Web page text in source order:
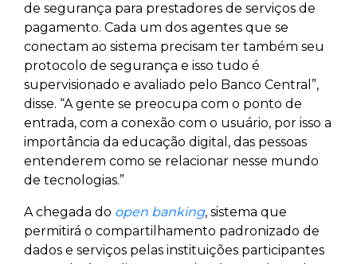
de segurança para prestadores de serviços de
pagamento. Cada um dos agentes que se
conectam ao sistema precisam ter também seu
protocolo de segurança e isso tudo é
supervisionado e avaliado pelo Banco Central”,
disse. “A gente se preocupa com o ponto de
entrada, com a conexão com o usuário, por isso a
importância da educação digital, das pessoas
entenderem como se relacionar nesse mundo
de tecnologias.”
A chegada do open banking, sistema que
permitirá o compartilhamento padronizado de
dados e serviços pelas instituições participantes